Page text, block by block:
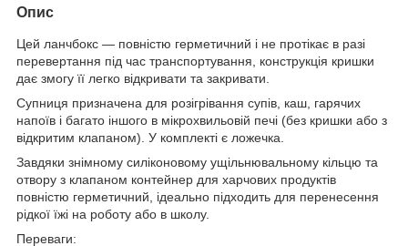
Опис
Цей ланчбокс — повністю герметичний і не протікає в разі
перевертання під час транспортування, конструкція кришки
дає змогу її легко відкривати та закривати.
Супниця призначена для розігрівання супів, каш, гарячих
напоїв і багато іншого в мікрохвильовій печі (без кришки або з
відкритим клапаном). У комплекті є ложечка.
Завдяки знімному силіконовому ущільнювальному кільцю та
отвору з клапаном контейнер для харчових продуктів
повністю герметичний, ідеально підходить для перенесення
рідкої їжі на роботу або в школу.
Переваги: